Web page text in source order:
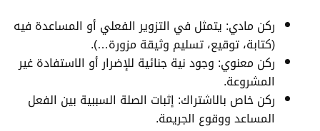
ركن مادي: يتمثل في التزوير الفعلي أو المساعدة فيه
(كتابة، توقيع، تسليم وثيقة مزورة…).
ركن معنوي: وجود نية جنائية للإضرار أو الاستفادة غير
المشروعة.
ركن خاص بالاشتراك: إثبات الصلة السببية بين الفعل
المساعد ووقوع الجريمة.